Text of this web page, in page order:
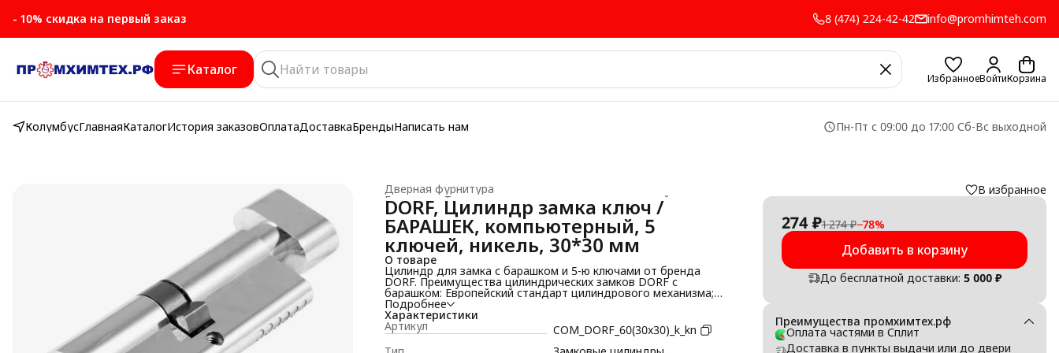
- 10% скидка на первый заказ
- 10% скидка на первый заказ
8 (474) 224-42-42 info@promhimteh.com
Каталог
ИзбранноеВойтиКорзина
КолумбусГлавнаяКаталогИстория заказовОплатаДоставкаБрендыНаписать нам Пн-Пт с 09:00 до 17:00 Сб-Вс выходной
Дверная фурнитура
Товары для производства окон и дверей
Главная
DORF, Цилиндр замка ключ /
БАРАШЕК, компьютерный, 5
ключей, никель, 30*30 мм
О товаре
Цилиндр для замка с барашком и 5-ю ключами от бренда
DORF. Преимущества цилиндрических замков DORF с
барашком: Европейский стандарт цилиндрового механизма;
Совместимость со всеми врезными замками под профильный
цилиндр для ПВХ Тип цилиндра: ключ-ключ и ключ/барашек;
Тип ключа – компьютерный; Комплектация - цилиндр,
установочный винт, 5 ключей; Размер цилиндровых замков:
3030, 35 50, для замков ключ/барашек.
Подробнее
Характеристики
Артикул
COM_DORF_60(30x30)_k_kn
В избранное
274 ₽1 274 ₽−78%
Добавить в корзину
До бесплатной доставки: 5 000 ₽
Преимущества промхимтех.рф
Оплата частями в Сплит
Доставка в пункты выдачи или до двери